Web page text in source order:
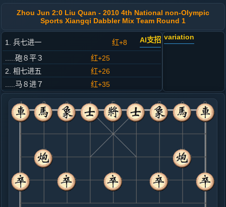
Zhou Jun 2:0 Liu Quan - 2010 4th National non-Olympic
Sports Xiangqi Dabbler Mix Team Round 1
1. 兵七进一 红+8 AI支招
.....砲８平３
红+25
2. 相七进五
红+26
.....马８进７
红+35
3. 马二进一
红+16
.....车９平８
红+13
4. 车一平二
红+10
.....象３进５
红+14
5. 马八进七
红+10
.....马２进４
6. 仕六进五
红+7
炮二平四
.....车８进４
红+7
7. 车九平六
红+17
炮二平四
variation